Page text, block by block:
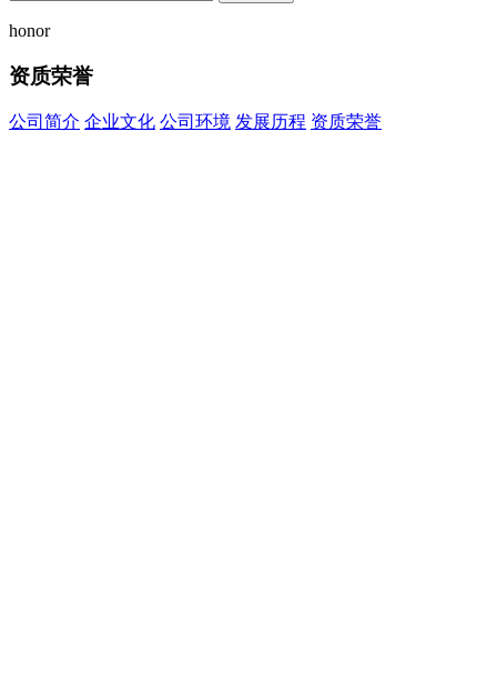
honor
资质荣誉
公司简介 企业文化 公司环境 发展历程 资质荣誉